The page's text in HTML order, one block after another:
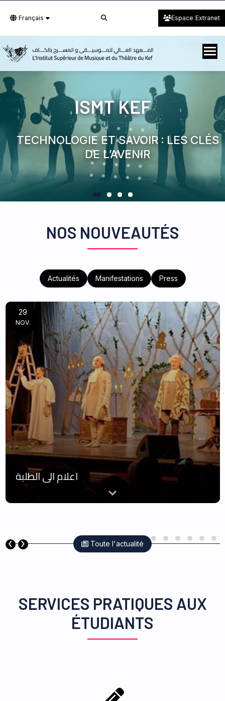
Français Espace Extranet
ISMT KEF
TECHNOLOGIE ET SAVOIR : LES CLÉS
DE L’AVENIR
NOS NOUVEAUTÉS
Actualités Manifestations Press
29
NOV.
مطلب ترشح للحصول على التسجيل الرابع
‹ › Toute l'actualité
SERVICES PRATIQUES AUX
ÉTUDIANTS